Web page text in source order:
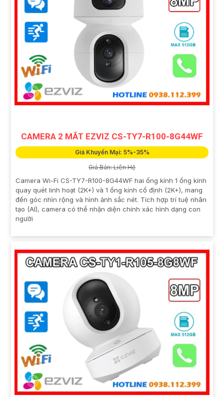
CAMERA 2 MẮT EZVIZ CS-TY7-R100-8G44WF
Giá Khuyến Mại: 5%-35%
Giá Bán: Liên Hệ
Camera Wi-Fi CS-TY7-R100-8G44WF hai ống kính 1 ống kính
quay quét linh hoạt (2K+) và 1 ống kính cố định (2K+), mang
đến góc nhìn rộng và hình ảnh sắc nét. Tích hợp trí tuệ nhân
tạo (AI), camera có thể nhận diện chính xác hình dạng con
người